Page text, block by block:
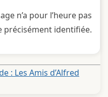
n’a pour l’heure pas
précisément identifiée.
: Les Amis d’Alfred